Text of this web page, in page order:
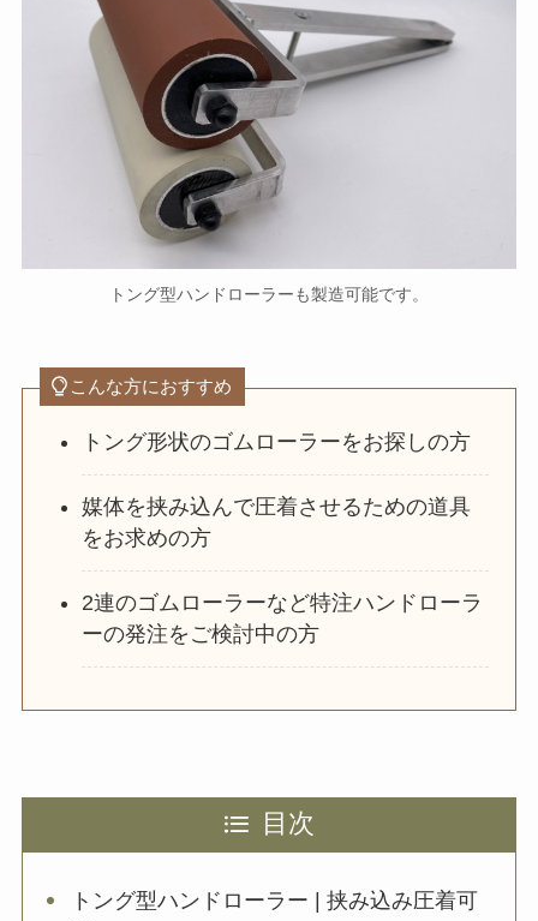
トング型ハンドローラーも製造可能です。
こんな方におすすめ
トング形状のゴムローラーをお探しの方
媒体を挟み込んで圧着させるための道具
をお求めの方
2連のゴムローラーなど特注ハンドローラ
ーの発注をご検討中の方
目次
トング型ハンドローラー | 挟み込み圧着可